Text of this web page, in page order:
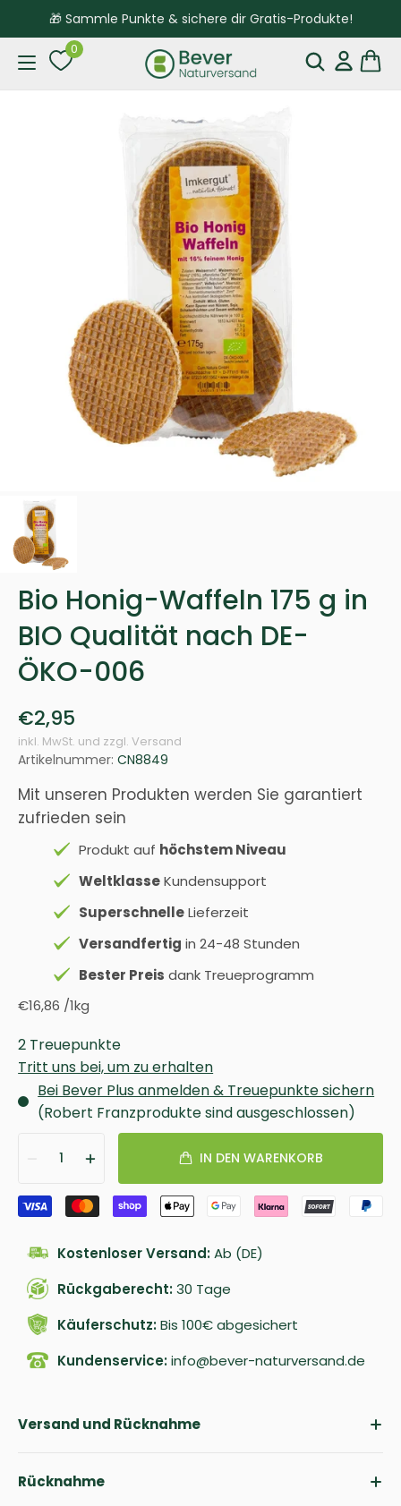
🎁 Sammle Punkte & sichere dir Gratis-Produkte!
0
Bio Honig-Waffeln 175 g in
BIO Qualität nach DE-
ÖKO-006
€2,95
inkl. MwSt. und zzgl. Versand
Artikelnummer: CN8849
Mit unseren Produkten werden Sie garantiert
zufrieden sein
Produkt auf höchstem Niveau
WeltklasseKundensupport
SuperschnelleLieferzeit
Versandfertig in 24-48 Stunden
Bester Preis dank Treueprogramm
€16,86 /1kg
2 Treuepunkte
Tritt uns bei, um zu erhalten
Bei Bever Plus anmelden & Treuepunkte sichern
(Robert Franzprodukte sind ausgeschlossen)
1 IN DEN WARENKORB
Kostenloser Versand:Ab (DE)
Rückgaberecht:30 Tage
Käuferschutz:Bis 100€ abgesichert
Kundenservice:info@bever-naturversand.de
Versand und Rücknahme
Rücknahme